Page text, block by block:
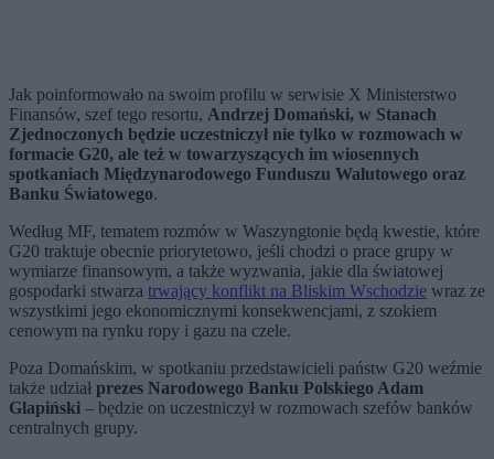
Jak poinformowało na swoim profilu w serwisie X Ministerstwo
Finansów, szef tego resortu, Andrzej Domański, w Stanach
Zjednoczonych będzie uczestniczył nie tylko w rozmowach w
formacie G20, ale też w towarzyszących im wiosennych
spotkaniach Międzynarodowego Funduszu Walutowego oraz
Banku Światowego.
Według MF, tematem rozmów w Waszyngtonie będą kwestie, które
G20 traktuje obecnie priorytetowo, jeśli chodzi o prace grupy w
wymiarze finansowym, a także wyzwania, jakie dla światowej
gospodarki stwarza trwający konflikt na Bliskim Wschodzie wraz ze
wszystkimi jego ekonomicznymi konsekwencjami, z szokiem
cenowym na rynku ropy i gazu na czele.
Poza Domańskim, w spotkaniu przedstawicieli państw G20 weźmie
także udział prezes Narodowego Banku Polskiego Adam
Glapiński – będzie on uczestniczył w rozmowach szefów banków
centralnych grupy.